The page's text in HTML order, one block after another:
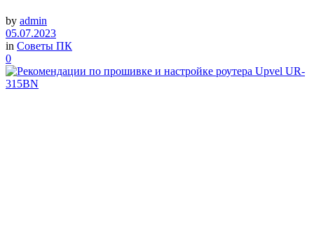
by admin
05.07.2023
in Советы ПК
0